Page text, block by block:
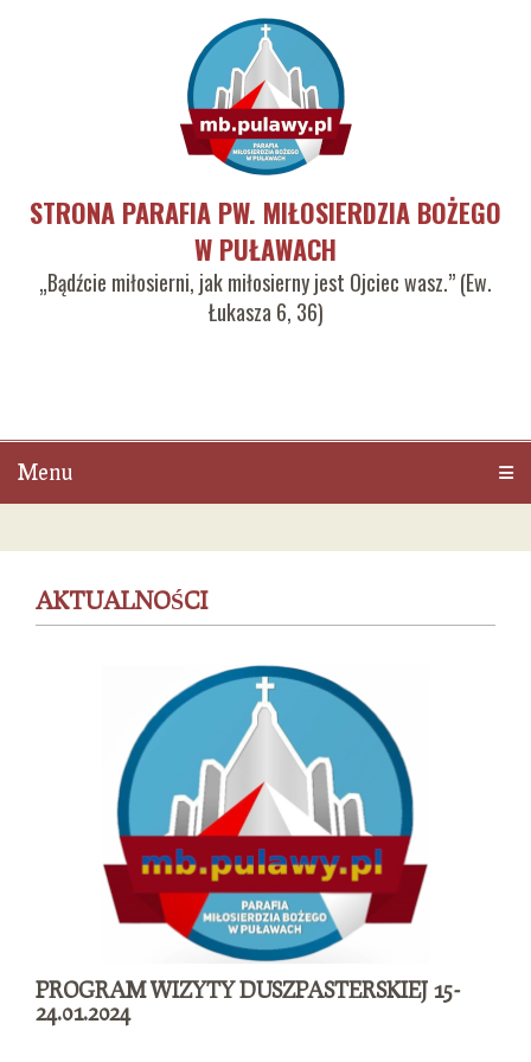
STRONA PARAFIA PW. MIŁOSIERDZIA BOŻEGO
W PUŁAWACH
„Bądźcie miłosierni, jak miłosierny jest Ojciec wasz.” (Ew.
Łukasza 6, 36)
Menu
AKTUALNOŚCI
PROGRAM WIZYTY DUSZPASTERSKIEJ 15-
24.01.2024